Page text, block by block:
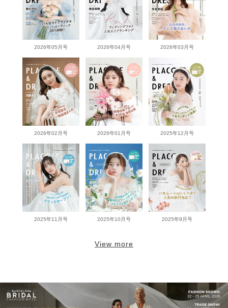
2026年05月号 2026年04月号 2026年03月号
2026年02月号 2026年01月号 2025年12月号
2025年11月号 2025年10月号 2025年9月号
View more